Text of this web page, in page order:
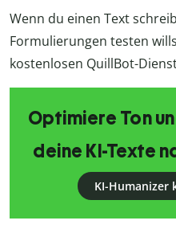
Wenn du einen Text
Formulierungen testen
kostenlosen QuillBot-
Optimiere Ton
deine KI-Texte
KI-Humanizer